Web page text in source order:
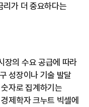
리가 더 중요하다는
장의 수요 공급에 따라
성장이나 기술 발달
자로 집계하기는
제학자 크누트 빅셀에